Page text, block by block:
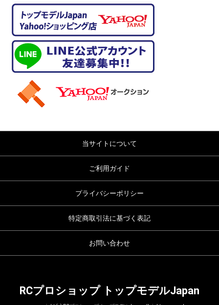
当サイトについて
ご利用ガイド
プライバシーポリシー
特定商取引法に基づく表記
お問い合わせ
RCプロショップ トップモデルJapan